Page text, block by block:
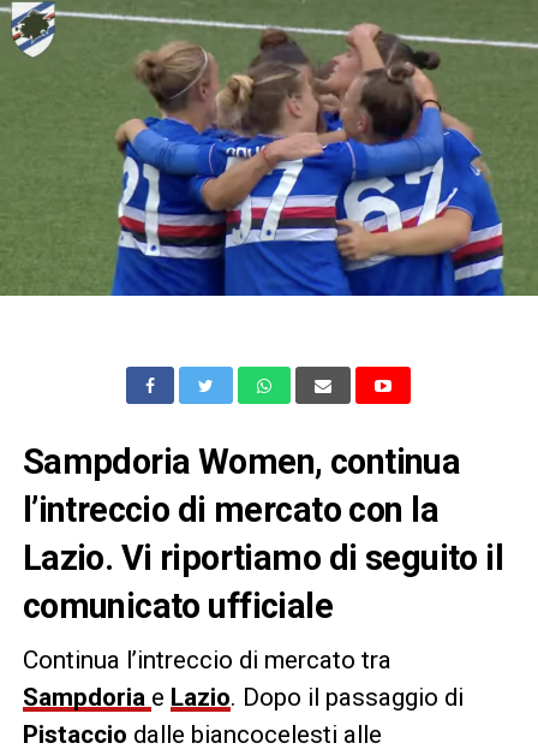
Sampdoria Women, continua
l’intreccio di mercato con la
Lazio. Vi riportiamo di seguito il
comunicato ufficiale
Continua l’intreccio di mercato tra
Sampdoria e Lazio. Dopo il passaggio di
Pistaccio dalle biancocelesti alle